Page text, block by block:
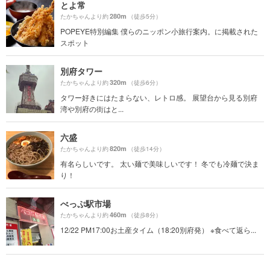
とよ常
たかちゃんより約280m （徒歩5分）
POPEYE特別編集 僕らのニッポン小旅行案内。に掲載された
スポット
別府タワー
たかちゃんより約320m （徒歩6分）
タワー好きにはたまらない、レトロ感。 展望台から見る別府
湾や別府の街はと...
六盛
たかちゃんより約820m （徒歩14分）
有名らしいです。 太い麺で美味しいです！ 冬でも冷麺で決ま
り！
べっぷ駅市場
たかちゃんより約460m （徒歩8分）
12/22 PM17:00お土産タイム（18:20別府発） ※食べて返ら...